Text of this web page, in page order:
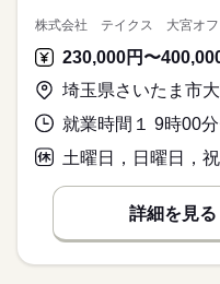
株式会社 テイクス 大宮オフ
埼玉県さいたま市
就業時間１ 9時00
土曜日，日曜日，
詳細を見る